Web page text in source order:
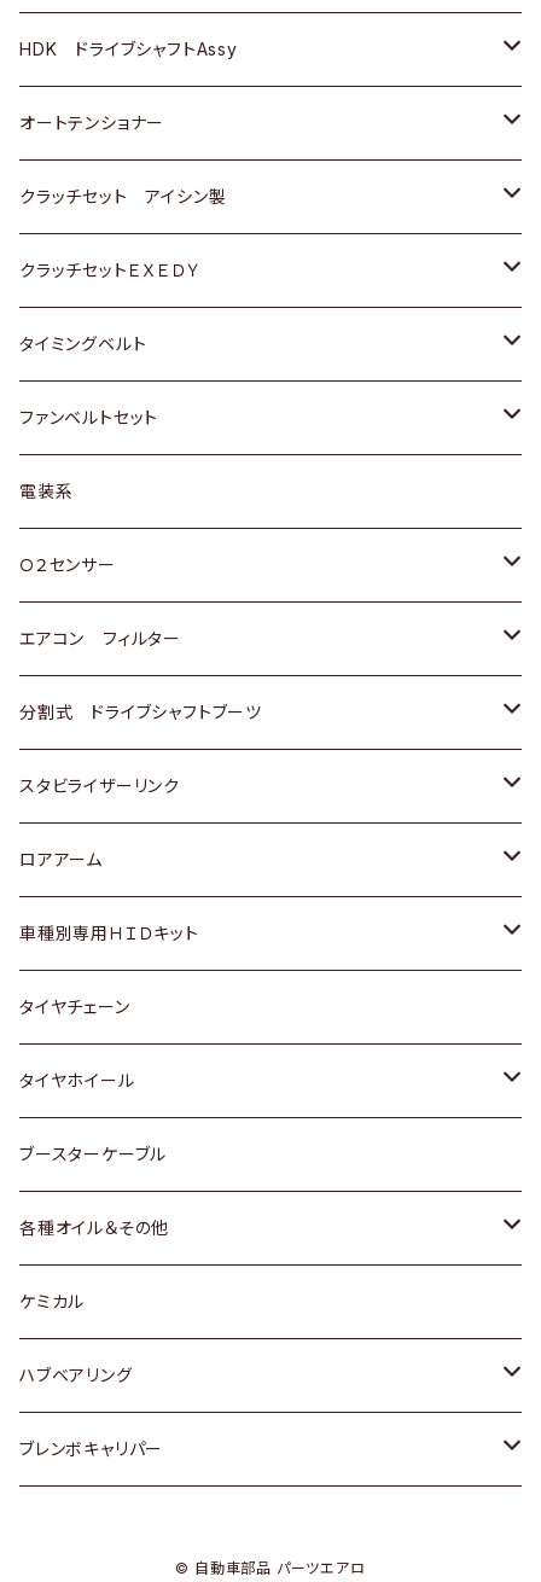
ＢＥＮＺ
スバル
三菱
スバル
マツダ
三菱
スバル
マツダ
三菱
スバル
日産
いすゞ
ダイハツ
マツダ
三菱
スバル
日野
ＢＭＷ
GOLF
ＷＡＧＥＮ
アストロ（シボレー）
クライスラー
ＢＭＷ
ＷＡＧＥＮ
ＶＯＬＶＯ
トヨタ
ホンダ
スズキ
日産
ダイハツ
マツダ
三菱
スバル
HDK ドライブシャフトAssy
スズキ
ダイハツ
日産
ホンダ
マツダ
オートテンショナー
トヨタ
クラッチセット アイシン製
ホンダ
スズキ
ダイハツ
マツダ
三菱
スバル
クラッチセットＥＸＥＤＹ
ホンダ
スズキ
日産
ダイハツ
マツダ
三菱
スバル
タイミングベルト
トヨタ
スズキ
ダイハツ
三菱
スバル
ファンベルトセット
トヨタ
ホンダ
スズキ
日産
いすゞ
ダイハツ
マツダ
三菱
スバル
レクサス
電装系
Ｏ２センサー
トヨタ
ホンダ
スズキ
日産
ダイハツ
マツダ
三菱
スバル
エアコン フィルター
トヨタ
ホンダ
スズキ
日産
いすゞ
ダイハツ
マツダ
三菱
スバル
分割式 ドライブシャフトブーツ
トヨタ
ホンダ
スズキ
日産
ダイハツ
スバル
スタビライザーリンク
トヨタ
ホンダ
スズキ
日産
ダイハツ
マツダ
ロアアーム
ホンダ
スズキ
日産
ダイハツ
マツダ
スバル
車種別専用ＨＩＤキット
トヨタ
マツダ
タイヤチェーン
タイヤホイール
トヨタ
ホンダ
スズキ
日産
ダイハツ
ブースターケーブル
各種オイル＆その他
ディーデル洗浄添加剤
ケミカル
ハブベアリング
トヨタ
ブレンボキャリパー
© 自動車部品 パーツエアロ